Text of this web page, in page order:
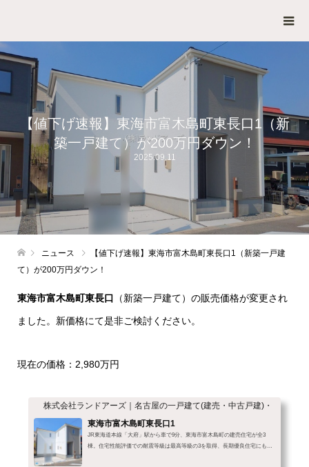
【値下げ速報】東海市富木島町東長口1（新
築一戸建て）が200万円ダウン！
2025.09.11
ニュース
【値下げ速報】東海市富木島町東長口1（新築一戸建
て）が200万円ダウン！
東海市富木島町東長口 （新築一戸建て）の販売価格が変更され
ました。新価格にて是非ご検討ください。
現在の価格：2,980万円
株式会社ランドアーズ｜名古屋の一戸建て(建売・中古戸建)・中古マ
東海市富木島町東長口1
JR東海道本線「大府」駅から車で9分、東海市富木島町の建売住宅が全3
棟。住宅性能評価での耐震等級は最高等級の3を取得、長期優良住宅にも認